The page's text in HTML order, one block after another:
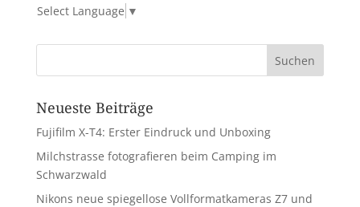
Select Language ▼
Neueste Beiträge
Fujifilm X-T4: Erster Eindruck und Unboxing
Milchstrasse fotografieren beim Camping im
Schwarzwald
Nikons neue spiegellose Vollformatkameras Z7 und